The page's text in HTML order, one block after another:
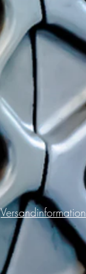
Versandinformation